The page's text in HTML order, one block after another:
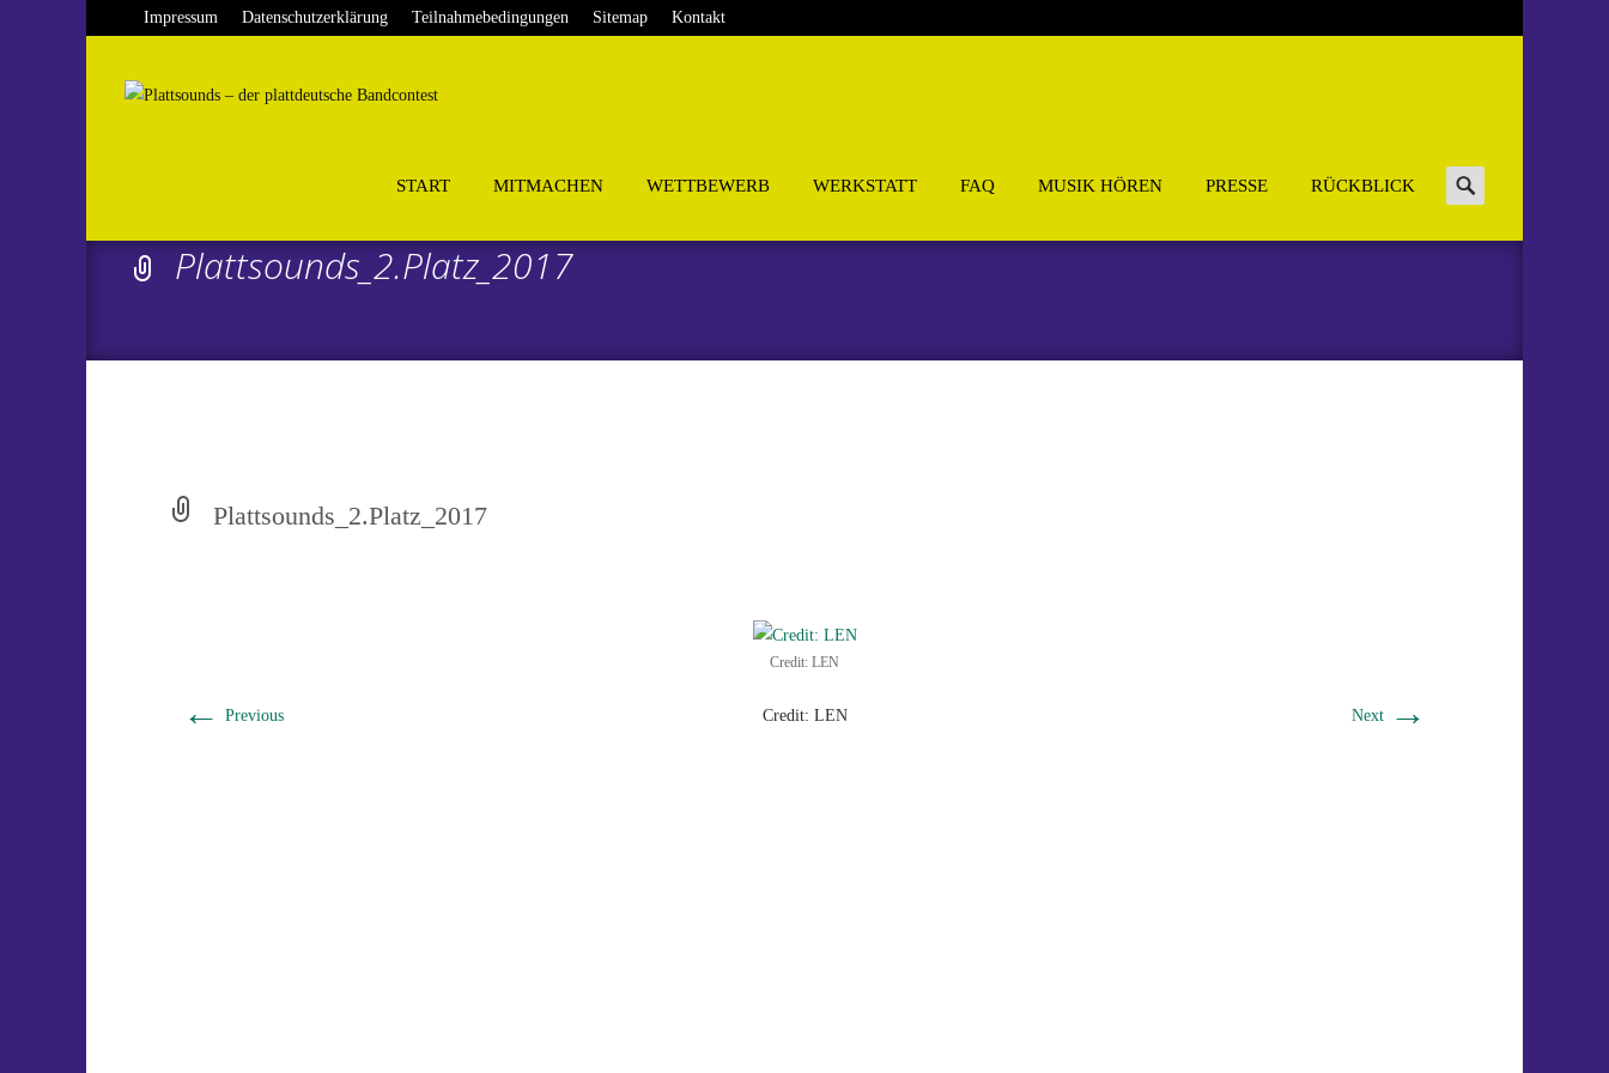
Impressum Datenschutzerklärung Teilnahmebedingungen Sitemap Kontakt
START MITMACHEN WETTBEWERB WERKSTATT FAQ MUSIK HÖREN PRESSE RÜCKBLICK
Search
for:
Plattsounds_2.Platz_2017
Plattsounds_2.Platz_2017
← Previous Next →
Credit: LEN
Credit: LEN